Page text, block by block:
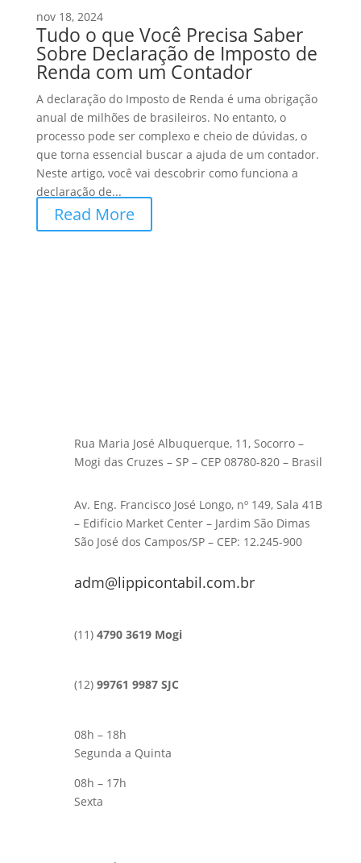
nov 18, 2024
Tudo o que Você Precisa Saber
Sobre Declaração de Imposto de
Renda com um Contador
A declaração do Imposto de Renda é uma obrigação
anual de milhões de brasileiros. No entanto, o
processo pode ser complexo e cheio de dúvidas, o
que torna essencial buscar a ajuda de um contador.
Neste artigo, você vai descobrir como funciona a
declaração de...
Read More
Rua Maria José Albuquerque, 11, Socorro –
Mogi das Cruzes – SP – CEP 08780-820 – Brasil
Av. Eng. Francisco José Longo, nº 149, Sala 41B
– Edifício Market Center – Jardim São Dimas
São José dos Campos/SP – CEP: 12.245-900
adm@lippicontabil.com.br
(11) 4790 3619 Mogi
(12) 99761 9987 SJC
08h – 18h
Segunda a Quinta
08h – 17h
Sexta